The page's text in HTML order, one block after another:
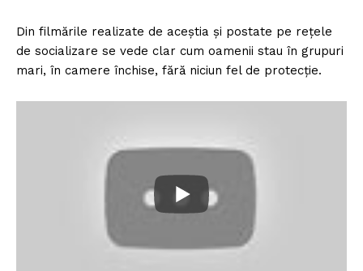
Din filmările realizate de aceștia și postate pe rețele
de socializare se vede clar cum oamenii stau în grupuri
mari, în camere închise, fără niciun fel de protecție.